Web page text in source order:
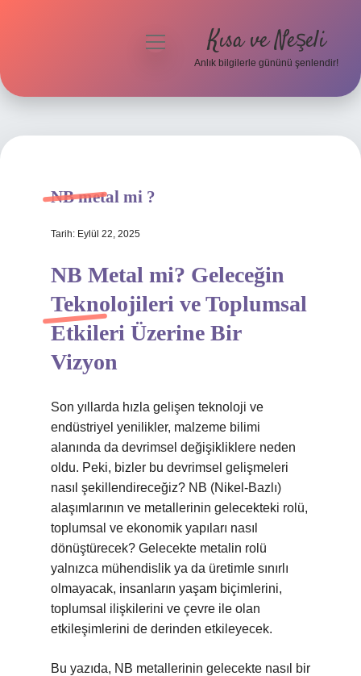
Hakkımızda
menüyü
Kısa ve Neşeli
Anlık bilgilerle gününü şenlendir!
NB metal mi ?
Tarih: Eylül 22, 2025
NB Metal mi? Geleceğin
Teknolojileri ve Toplumsal
Etkileri Üzerine Bir
Vizyon
Son yıllarda hızla gelişen teknoloji ve
endüstriyel yenilikler, malzeme bilimi
alanında da devrimsel değişikliklere neden
oldu. Peki, bizler bu devrimsel gelişmeleri
nasıl şekillendireceğiz? NB (Nikel-Bazlı)
alaşımlarının ve metallerinin gelecekteki rolü,
toplumsal ve ekonomik yapıları nasıl
dönüştürecek? Gelecekte metalin rolü
yalnızca mühendislik ya da üretimle sınırlı
olmayacak, insanların yaşam biçimlerini,
toplumsal ilişkilerini ve çevre ile olan
etkileşimlerini de derinden etkileyecek.
Bu yazıda, NB metallerinin gelecekte nasıl bir